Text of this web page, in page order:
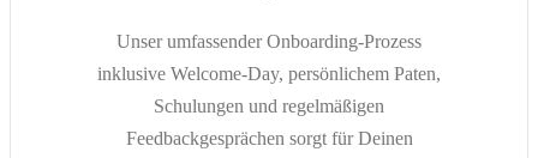
Unser umfassender Onboarding-Prozess
inklusive Welcome-Day, persönlichem Paten,
Schulungen und regelmäßigen
Feedbackgesprächen sorgt für Deinen